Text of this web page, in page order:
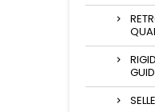
SELLE